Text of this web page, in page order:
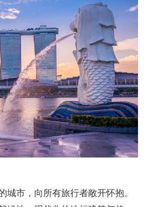
城市，向所有旅行者敞开怀抱。